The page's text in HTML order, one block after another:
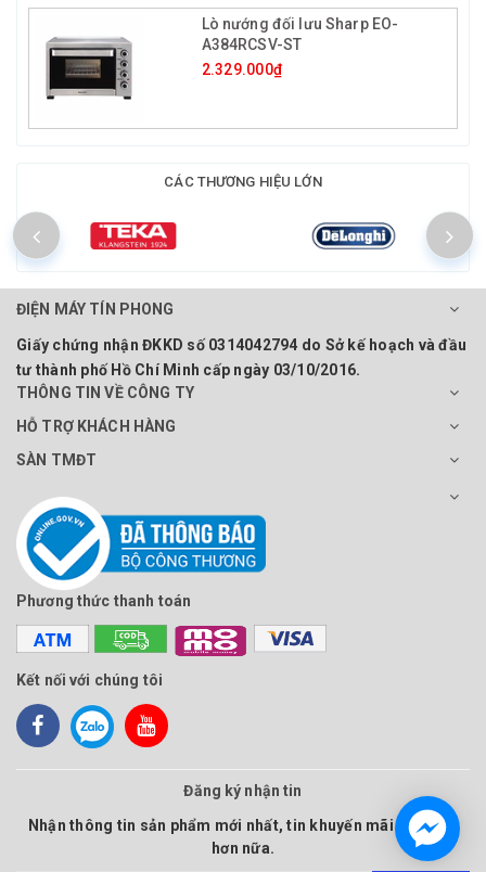
Lò nướng đối lưu Sharp EO-
A384RCSV-ST
2.329.000₫
CÁC THƯƠNG HIỆU LỚN
ĐIỆN MÁY TÍN PHONG
Giấy chứng nhận ĐKKD số 0314042794 do Sở kế hoạch và đầu
tư thành phố Hồ Chí Minh cấp ngày 03/10/2016.
THÔNG TIN VỀ CÔNG TY
HỖ TRỢ KHÁCH HÀNG
SÀN TMĐT
Phương thức thanh toán
Kết nối với chúng tôi
Đăng ký nhận tin
Nhận thông tin sản phẩm mới nhất, tin khuyến mãi và nhiều
hơn nữa.